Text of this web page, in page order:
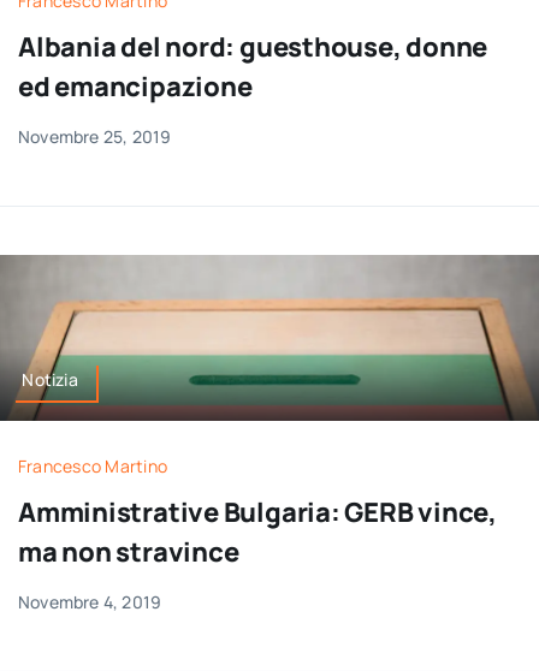
Albania del nord: guesthouse, donne
ed emancipazione
Novembre 25, 2019
Notizia
Francesco Martino
Amministrative Bulgaria: GERB vince,
ma non stravince
Novembre 4, 2019